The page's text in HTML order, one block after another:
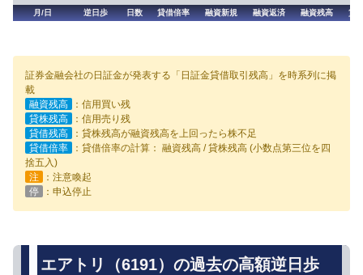
月/日
逆日歩 日数 貸借倍率 融資新規 融資返済 融資残高 貸
証券金融会社の日証金が発表する「日証金貸借取引残高」を時系列に掲
載
融資残高
：信用買い残
貸株残高
：信用売り残
貸借残高
：貸株残高が融資残高を上回ったら株不足
貸借倍率
：貸借倍率の計算： 融資残高 / 貸株残高 (小数点第三位を四
捨五入)
注
：注意喚起
停
：申込停止
エアトリ（6191）の過去の高額逆日歩